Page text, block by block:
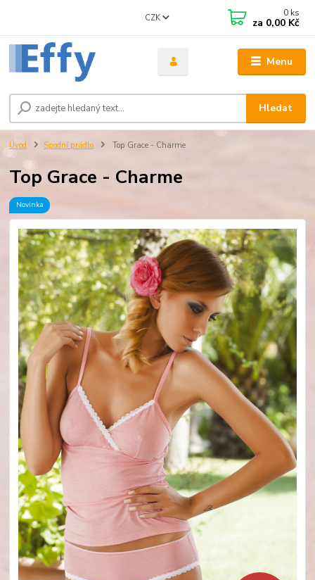
Menu
CZK
Hledat
0 ks
za 0,00 Kč
Úvod Spodní prádlo Top Grace - Charme
Top Grace - Charme
Novinka